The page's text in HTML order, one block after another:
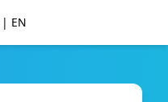
| EN